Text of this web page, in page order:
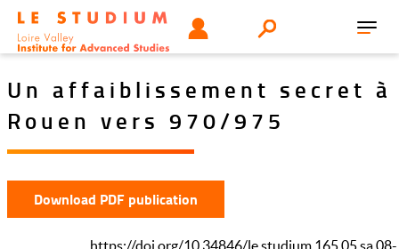
Skip
main
Tools
menu
USER Search
Un affaiblissement secret à
Rouen vers 970/975
Download PDF publication
https://doi.org/10.34846/le.studium.165.05.sa.08-